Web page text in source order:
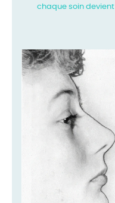
chaque soin devient